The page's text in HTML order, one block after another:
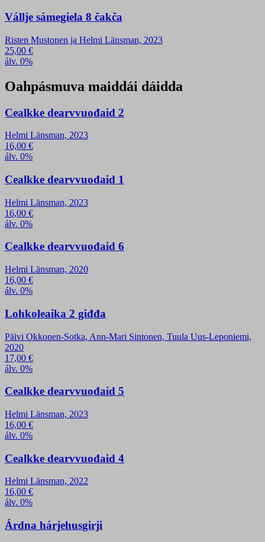
Vállje sámegiela 8 čakča
Risten Mustonen ja Helmi Länsman, 2023
25,00 €
álv. 0%
Oahpásmuva maiddái dáidda
Cealkke dearvvuođaid 2
Helmi Länsman, 2023
16,00 €
álv. 0%
Cealkke dearvvuođaid 1
Helmi Länsman, 2023
16,00 €
álv. 0%
Cealkke dearvvuođaid 6
Helmi Länsman, 2020
16,00 €
álv. 0%
Lohkoleaika 2 giđđa
Päivi Okkonen-Sotka, Ann-Mari Sintonen, Tuula Uus-Leponiemi,
2020
17,00 €
álv. 0%
Cealkke dearvvuođaid 5
Helmi Länsman, 2023
16,00 €
álv. 0%
Cealkke dearvvuođaid 4
Helmi Länsman, 2022
16,00 €
álv. 0%
Árdna hárjehusgirji